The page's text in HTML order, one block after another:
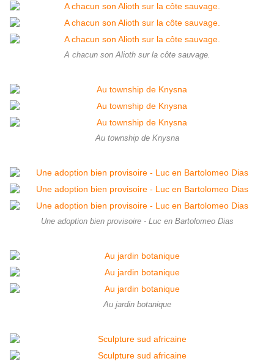
A chacun son Alioth sur la côte sauvage.
Au township de Knysna
Une adoption bien provisoire - Luc en Bartolomeo Dias
Au jardin botanique